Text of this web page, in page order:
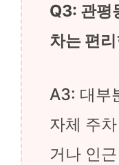
Q3: 관평
차는 편
A3: 대부
자체 주
거나 인